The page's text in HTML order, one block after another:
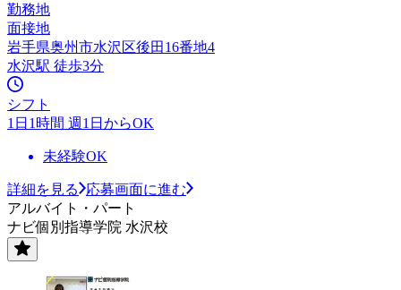
勤務地
面接地
岩手県奥州市水沢区後田16番地4
水沢駅 徒歩3分
シフト
1日1時間 週1日からOK
未経験OK
詳細を見る
応募画面に進む
アルバイト・パート
ナビ個別指導学院 水沢校